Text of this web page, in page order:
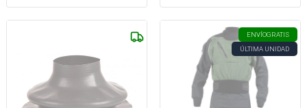
ENVÍOGRATIS
ÚLTIMA UNIDAD